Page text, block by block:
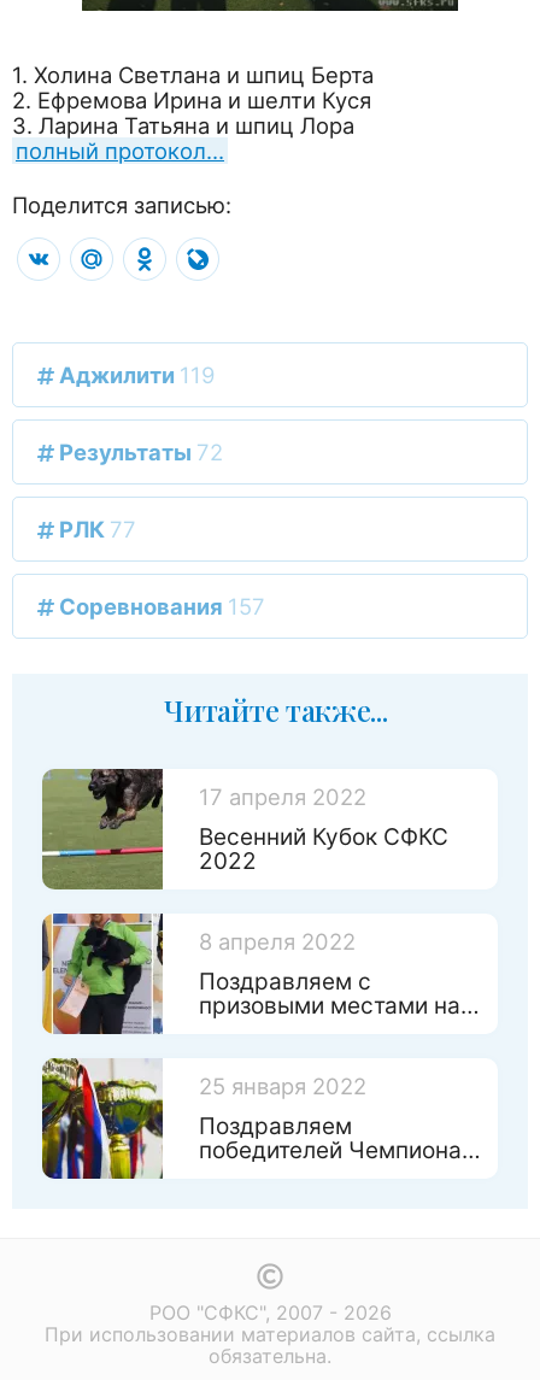
1. Холина Светлана и шпиц Берта
2. Ефремова Ирина и шелти Куся
3. Ларина Татьяна и шпиц Лора
полный протокол…
Поделится записью:
VK Mail.RuOdnoklassniki
Аджилити 119
Результаты 72
РЛК 77
Соревнования 157
Читайте также...
17 апреля 2022
Весенний Кубок СФКС
2022
8 апреля 2022
Поздравляем с
призовыми местами на
25 января 2022
Поздравляем
победителей Чемпионата
РОО "СФКС", 2007 - 2026
При использовании материалов сайта, ссылка
обязательна.